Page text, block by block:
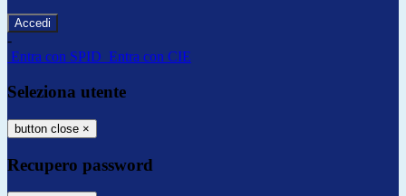
-
Entra con SPID Entra con CIE
Seleziona utente
button close ×
Recupero password